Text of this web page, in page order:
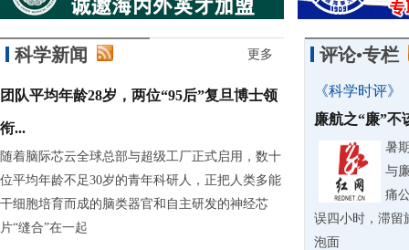
科学新闻 更多
团队平均年龄28岁，两位“95后”复旦博士领
衔...
随着脑际芯云全球总部与超级工厂正式启用，数十
位平均年龄不足30岁的青年科研人，正把人类多能
干细胞培育而成的脑类器官和自主研发的神经芯
片“缝合”在一起
评论•专栏
《科学时评》
廉航之“廉”不
暑
与
痛
误四小时，滞留
泡面